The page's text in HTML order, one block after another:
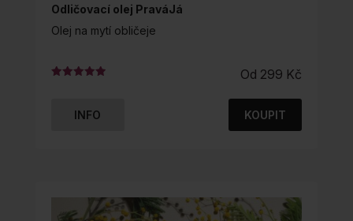
Odličovací olej PraváJá
Olej na mytí obličeje
Od 299 Kč
INFO KOUPIT
TENTO
VARIANT.